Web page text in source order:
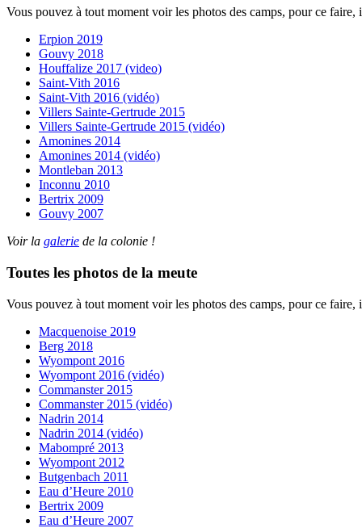
Vous pouvez à tout moment voir les photos des camps, pour ce
Erpion 2019
Gouvy 2018
Houffalize 2017 (video)
Saint-Vith 2016
Saint-Vith 2016 (vidéo)
Villers Sainte-Gertrude 2015
Villers Sainte-Gertrude 2015 (vidéo)
Amonines 2014
Amonines 2014 (vidéo)
Montleban 2013
Inconnu 2010
Bertrix 2009
Gouvy 2007
Voir la galerie de la colonie !
Toutes les photos de la meute
Vous pouvez à tout moment voir les photos des camps, pour ce
Macquenoise 2019
Berg 2018
Wyompont 2016
Wyompont 2016 (vidéo)
Commanster 2015
Commanster 2015 (vidéo)
Nadrin 2014
Nadrin 2014 (vidéo)
Mabompré 2013
Wyompont 2012
Butgenbach 2011
Eau d’Heure 2010
Bertrix 2009
Eau d’Heure 2007